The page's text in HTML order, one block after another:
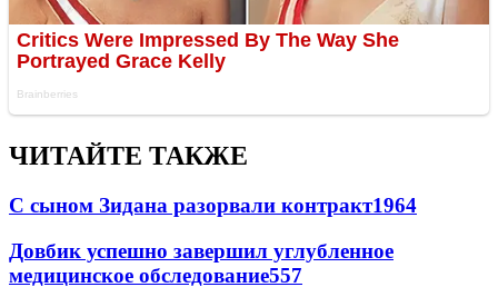
ЧИТАЙТЕ ТАКЖЕ
С сыном Зидана разорвали контракт1964
Довбик успешно завершил углубленное
медицинское обследование557